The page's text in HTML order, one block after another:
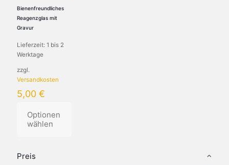
Preis
Bienenfreundliches
Reagenzglas mit
Gravur
Lieferzeit: 1 bis 2
Werktage
zzgl.
Versandkosten
5,00 €
Optionen
wählen
Produkt